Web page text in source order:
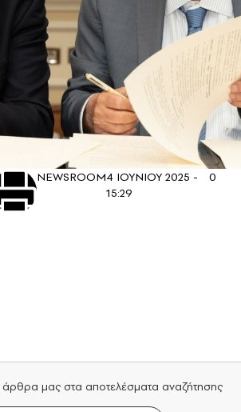
NEWSROOM4 ΙΟΥΝΙΟΥ 2025 -
15:29
0
άρθρα μας στα αποτελέσματα αναζήτησης